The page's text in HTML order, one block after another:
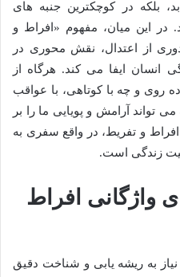
بلکه در کوچکترین جنبه های
در این میان، مفهوم «افراط و
از اعتدال، نقش محوری در
انسان ایفا می کند. هرگاه از
روی و چه با کوتاهی، با عواقب
تواند آرامش و پویایی ما را بر
و تفریط، در واقع سفری به
زندگی است.
واژگانی افراط
به ریشه یابی و شناخت دقیق